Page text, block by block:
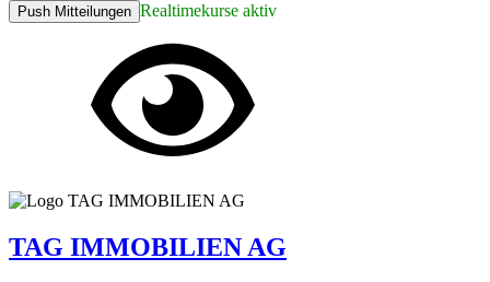
Push Mitteilungen Realtimekurse aktiv
TAG IMMOBILIEN AG